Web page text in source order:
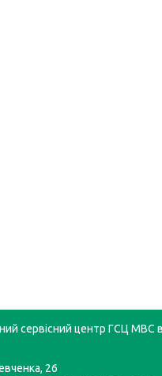
сервісний центр ГСЦ МВС в
26